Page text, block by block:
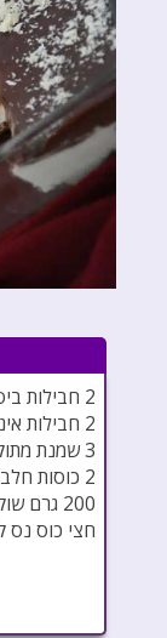
2 חבילות ביסקוטים לוטוס
2 חבילות אינסטינג פודינג וניל
3 שמנת מתוקה
2 כוסות חלב
200 גרם שוקולד מריר
חצי כוס נס